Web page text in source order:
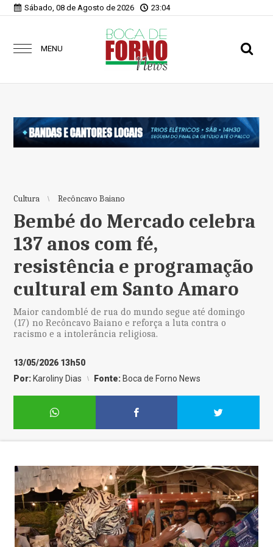
Sábado, 08 de Agosto de 2026 23:04
MENU
Cultura Recôncavo Baiano
Bembé do Mercado celebra
137 anos com fé,
resistência e programação
cultural em Santo Amaro
Maior candomblé de rua do mundo segue até domingo
(17) no Recôncavo Baiano e reforça a luta contra o
racismo e a intolerância religiosa.
13/05/2026 13h50
Por: Karoliny Dias Fonte: Boca de Forno News